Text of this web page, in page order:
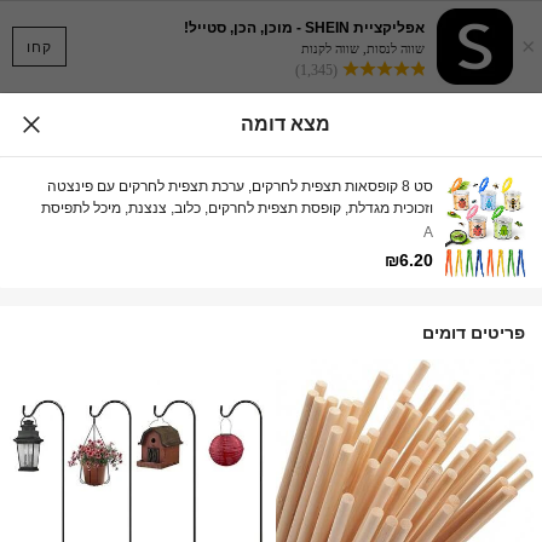
קחו ×
אפליקציית SHEIN - מוכן, הכן, סטייל!
שווה לנסות, שווה לקנות
(1,345)
מצא דומה
סט 8 קופסאות תצפית לחרקים, ערכת תצפית לחרקים עם פינצטה
וזכוכית מגדלת, קופסת תצפית לחרקים, כלוב, צנצנת, מיכל לתפיסת
חרקים, סט קופסאות תצפית לחרקים עם זכוכית מגדלת לאסוף חקר
מדע וטבע
A
₪6.20
פריטים דומים